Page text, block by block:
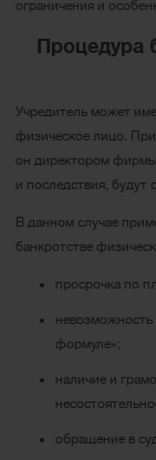
ограничения и
Процедура
Учредитель может
физическое лицо. При
он директором
и последствия, будут
В данном случае
банкротстве
просрочка по
невозможность
формуле»;
наличие и
обращение в